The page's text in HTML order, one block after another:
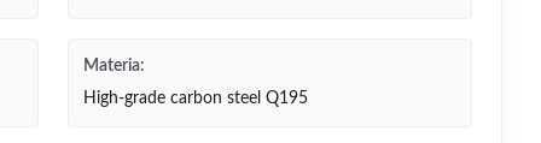
Materia:
High-grade carbon steel Q195